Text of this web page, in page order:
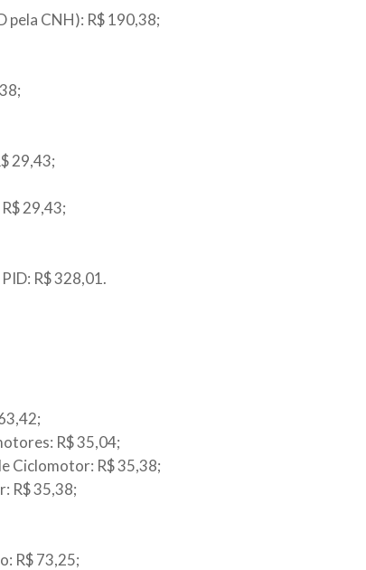
pela CNH): R$ 190,38;
29,43;
29,43;
R$ 328,01.
R$ 35,04;
Ciclomotor: R$ 35,38;
R$ 35,38;
R$ 73,25;